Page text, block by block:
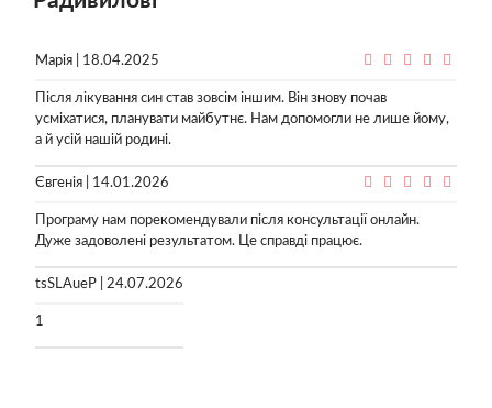
Марія | 18.04.2025
Після лікування син став зовсім іншим. Він знову почав
усміхатися, планувати майбутнє. Нам допомогли не лише йому,
а й усій нашій родині.
Євгенія | 14.01.2026
Програму нам порекомендували після консультації онлайн.
Дуже задоволені результатом. Це справді працює.
tsSLAueP | 24.07.2026
1